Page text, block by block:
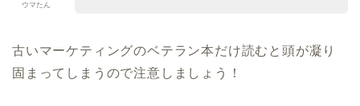
ウマたん
古いマーケティングのベテラン本だけ読むと頭が凝り
固まってしまうので注意しましょう！